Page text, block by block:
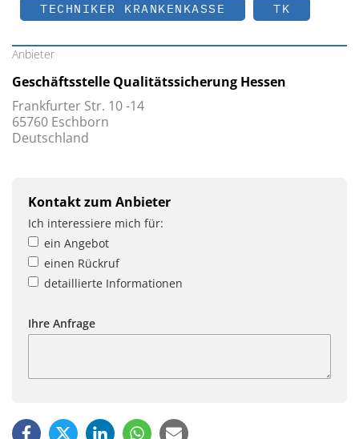
TECHNIKER KRANKENKASSE TK
Anbieter
Geschäftsstelle Qualitätssicherung Hessen
Frankfurter Str. 10 -14
65760 Eschborn
Deutschland
Kontakt zum Anbieter
Ich interessiere mich für:
ein Angebot
einen Rückruf
detaillierte Informationen
Ihre Anfrage